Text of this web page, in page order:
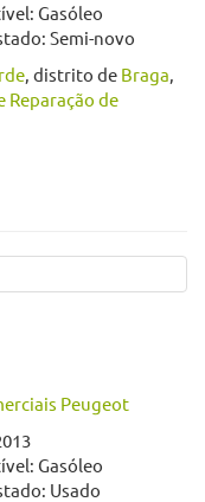
Gasóleo
Semi-novo
, distrito de Braga,
Reparação de
Peugeot
Gasóleo
Usado